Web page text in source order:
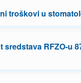
troškovi u
sredstava RFZO-u